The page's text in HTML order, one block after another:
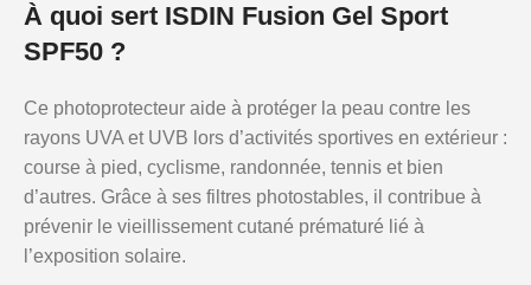
À quoi sert ISDIN Fusion Gel Sport
SPF50 ?
Ce photoprotecteur aide à protéger la peau contre les
rayons UVA et UVB lors d’activités sportives en extérieur :
course à pied, cyclisme, randonnée, tennis et bien
d’autres. Grâce à ses filtres photostables, il contribue à
prévenir le vieillissement cutané prématuré lié à
l’exposition solaire.